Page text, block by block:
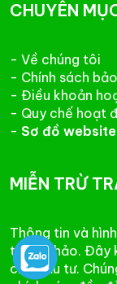
CHUYÊN
- Về chúng tôi
- Chính sách
- Điều khoản
- Quy chế hoạt
- Sơ đồ website
MIỄN TRỪ
Thông tin và
tham khảo. Đây
chủ đầu tư.